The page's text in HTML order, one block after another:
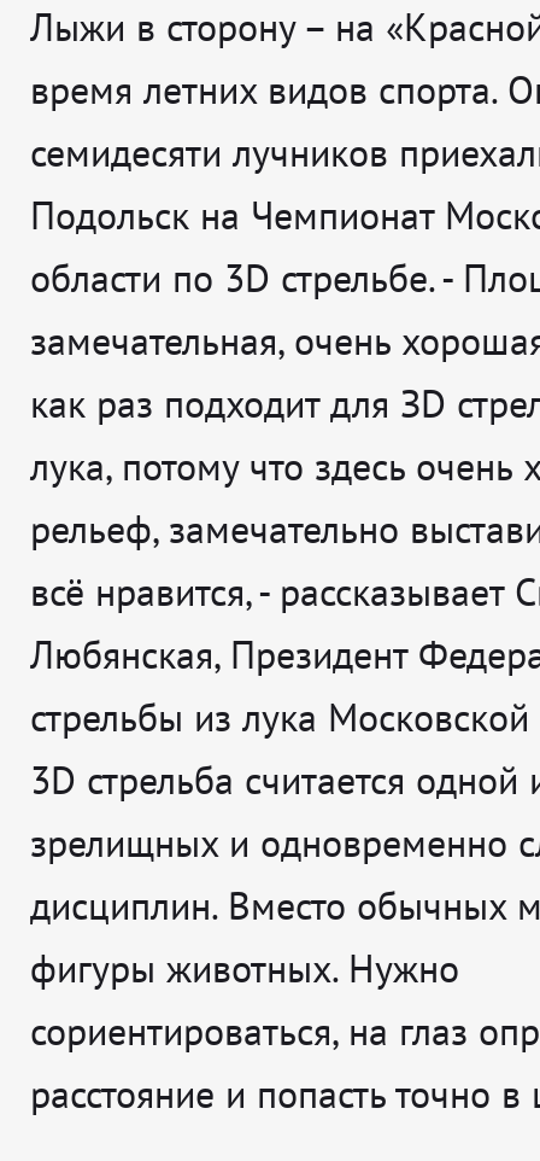
Лыжи в сторону – на
время летних видов спорта.
семидесяти лучников
Подольск на Чемпионат
области по 3D стрельбе. -
замечательная, очень
как раз подходит для ЗD
лука, потому что здесь очень
рельеф, замечательно
всё нравится, - рассказывает
Любянская, Президент
стрельбы из лука Московской
3D стрельба считается
зрелищных и одновременно
дисциплин. Вместо обычных
фигуры животных. Нужно
сориентироваться, на глаз
расстояние и попасть точно в